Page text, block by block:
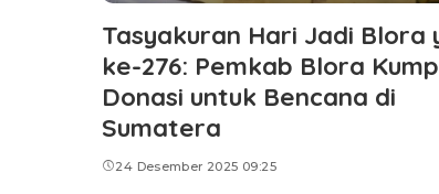
Tasyakuran Hari Jadi Blora
ke-276: Pemkab Blora
Donasi untuk Bencana di
Sumatera
24 Desember 2025 09:25